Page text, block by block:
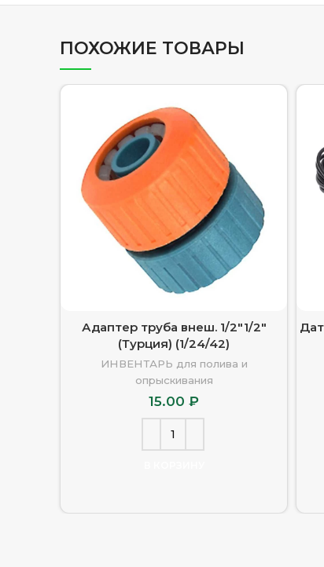
ПОХОЖИЕ ТОВАРЫ
Адаптер труба внеш. 1/2″1/2″
(Турция) (1/24/42)
ИНВЕНТАРЬ для полива и
опрыскивания
15.00₽